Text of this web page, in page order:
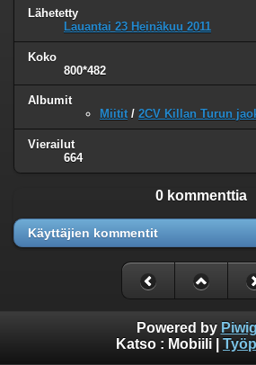
Lähetetty
Lauantai 23 Heinäkuu 2011
Koko
800*482
Albumit
Miitit / 2CV Killan Turun
Vierailut
664
0 kommenttia
Käyttäjien kommentit
Powered by
Katso : Mobiili